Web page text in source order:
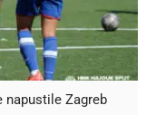
napustile Zagreb